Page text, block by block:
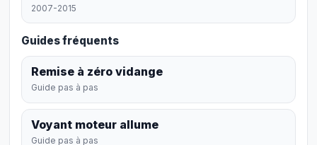
2007-2015
Guides fréquents
Remise à zéro vidange
Guide pas à pas
Voyant moteur allume
Guide pas à pas